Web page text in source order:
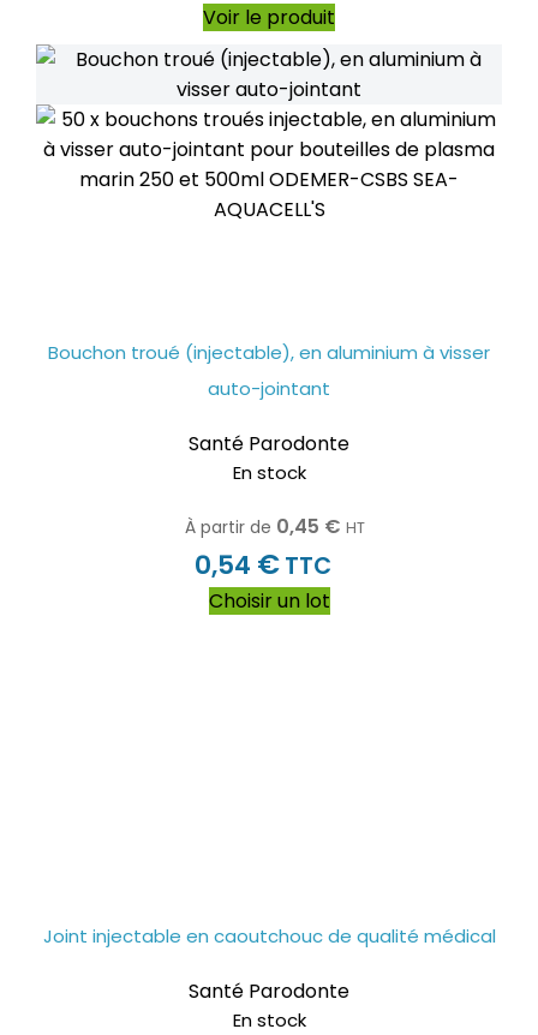
Voir le produit
Bouchon troué (injectable), en aluminium à visser
auto-jointant
Santé Parodonte
En stock
À partir de 0,45 € HT
0,54 €TTC
Choisir un lot
Joint injectable en caoutchouc de qualité médical
Santé Parodonte
En stock